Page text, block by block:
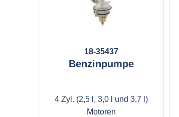
18-35437
Benzinpumpe
4 Zyl. (2,5 l, 3,0 l und 3,7 l)
Motoren